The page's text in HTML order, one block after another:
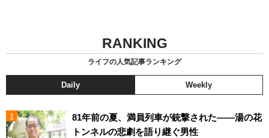
RANKING
ライフの人気記事ランキング
Daily Weekly
81年前の夏、満員列車が銃撃された――湯の花
トンネルの悲劇を語り継ぐ男性